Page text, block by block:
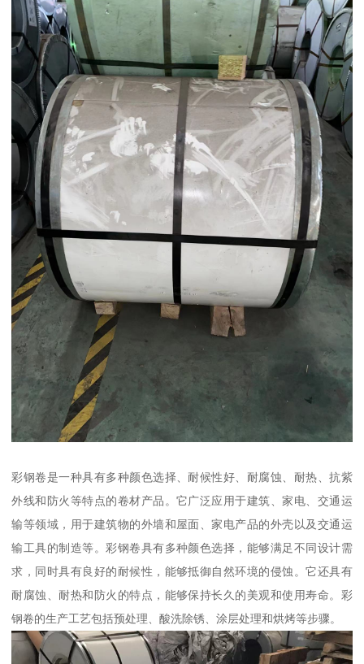
彩钢卷是一种具有多种颜色选择、耐候性好、耐腐蚀、耐热、抗紫
外线和防火等特点的卷材产品。它广泛应用于建筑、家电、交通运
输等领域，用于建筑物的外墙和屋面、家电产品的外壳以及交通运
输工具的制造等。彩钢卷具有多种颜色选择，能够满足不同设计需
求，同时具有良好的耐候性，能够抵御自然环境的侵蚀。它还具有
耐腐蚀、耐热和防火的特点，能够保持长久的美观和使用寿命。彩
钢卷的生产工艺包括预处理、酸洗除锈、涂层处理和烘烤等步骤。